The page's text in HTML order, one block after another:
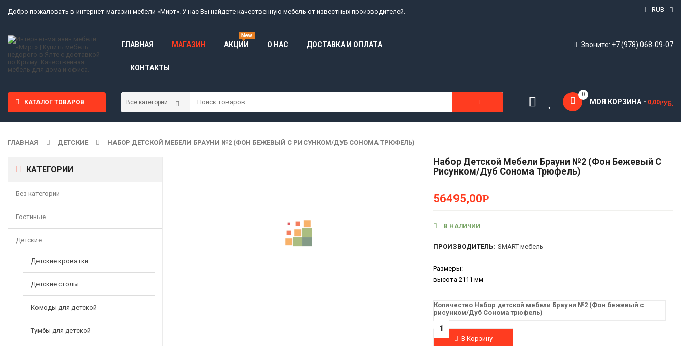
RUB
Добро пожаловать в интернет-магазин мебели «Мирт». У нас Вы найдете качественную мебель от известных производителей.
ГЛАВНАЯ МАГАЗИН АКЦИИ О НАС ДОСТАВКА И ОПЛАТА
КОНТАКТЫ
Звоните: +7 (978) 068-09-07
КАТАЛОГ ТОВАРОВ МОЯ КОРЗИНА - 0,00РУБ.
0
ГЛАВНАЯ ДЕТСКИЕ НАБОР ДЕТСКОЙ МЕБЕЛИ БРАУНИ №2 (ФОН БЕЖЕВЫЙ С РИСУНКОМ/ДУБ СОНОМА ТРЮФЕЛЬ)
КАТЕГОРИИ
Без категории
Гостиные
Детские
Детские кроватки
Детские столы
Комоды для детской
Тумбы для детской
Набор Детской Мебели Брауни №2 (Фон Бежевый С
Рисунком/Дуб Сонома Трюфель)
56495,00Р
В НАЛИЧИИ
ПРОИЗВОДИТЕЛЬ: SMART мебель
Размеры:
высота 2111 мм
Количество Набор детской мебели Брауни №2 (Фон бежевый с
рисунком/Дуб Сонома трюфель)
В Корзину